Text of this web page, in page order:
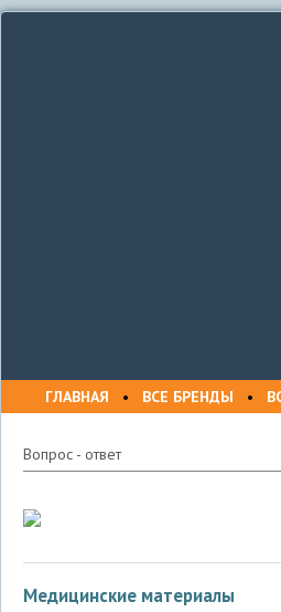
ГЛАВНАЯ • ВСЕ БРЕНДЫ •
Вопрос - ответ
Медицинские материалы